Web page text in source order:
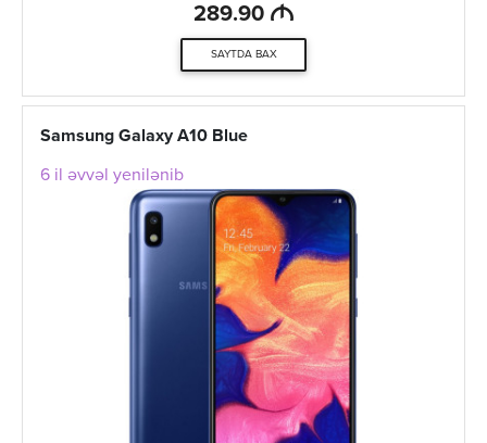
289.90 M
SAYTDA BAX
Samsung Galaxy A10 Blue
6 il əvvəl yenilənib